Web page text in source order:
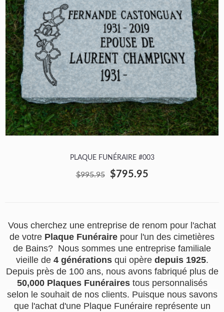
PLAQUE FUNÉRAIRE #003
$995.95 $795.95
Vous cherchez une entreprise de renom pour l'achat
de votre Plaque Funéraire pour l'un des cimetières
de Bains? Nous sommes une entreprise familiale
vieille de 4 générationsqui opère depuis 1925.
Depuis près de 100 ans, nous avons fabriqué plus de
50,000 Plaques Funérairestous personnalisés
selon le souhait de nos clients. Puisque nous savons
que l'achat d'une Plaque Funéraire représente un